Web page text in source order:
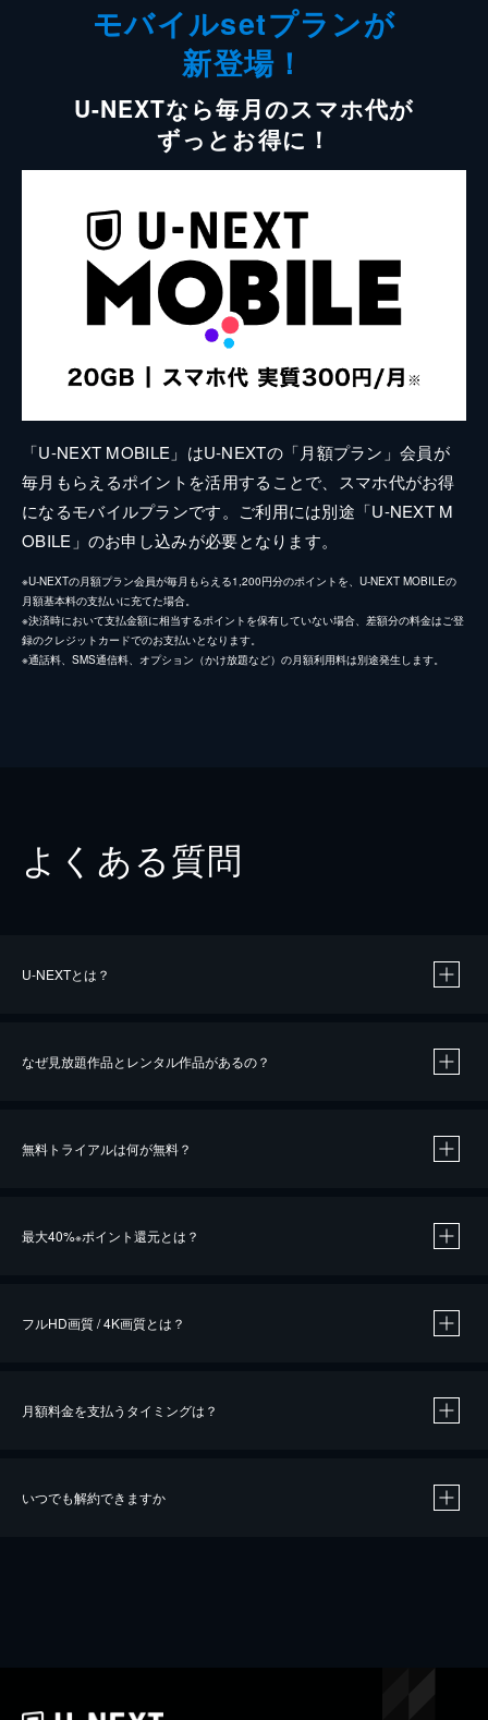
モバイルsetプランが
新登場！
U-NEXTなら毎月のスマホ代が
ずっとお得に！
「U-NEXT MOBILE」はU-NEXTの「月額プラン」会員が
毎月もらえるポイントを活用することで、スマホ代がお得
になるモバイルプランです。ご利用には別途「U-NEXT M
OBILE」のお申し込みが必要となります。
※U-NEXTの月額プラン会員が毎月もらえる1,200円分のポイントを、U-NEXT MOBILEの
月額基本料の支払いに充てた場合。
※決済時において支払金額に相当するポイントを保有していない場合、差額分の料金はご登
録のクレジットカードでのお支払いとなります。
※通話料、SMS通信料、オプション（かけ放題など）の月額利用料は別途発生します。
よくある質問
U-NEXTとは？
なぜ見放題作品とレンタル作品があるの？
無料トライアルは何が無料？
最大40%※ポイント還元とは？
※40％ポイント還元の対象は、クレジットカード決済による作品の購入 / レンタルです。
iOSアプリのUコイン決済による作品の購入 / レンタルは、20％のポイント還元です。
フルHD画質 / 4K画質とは？
月額料金を支払うタイミングは？
いつでも解約できますか